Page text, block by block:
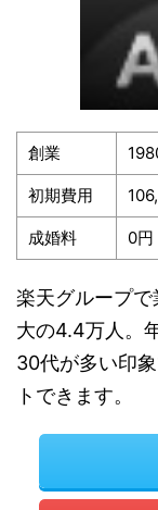
創業
初期費用
成婚料 0円
楽天グループ
大の4.4万人。
30代が多い印
トできます。